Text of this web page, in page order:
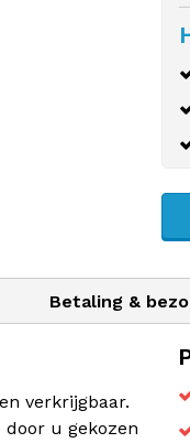
Betaling &
verkrijgbaar.
u gekozen